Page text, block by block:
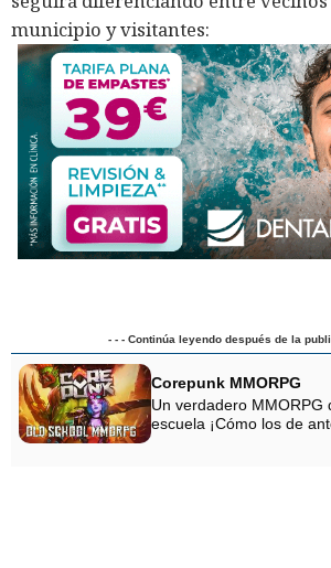
municipio y visitantes:
- - - Continúa leyendo después de la
Corepunk MMORPG
Un verdadero MMORPG
escuela ¡Cómo los de